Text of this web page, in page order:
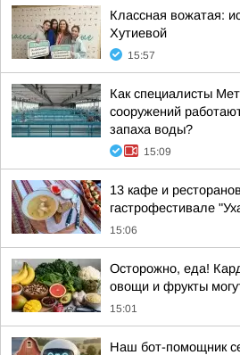
Классная вожатая:
Хутиевой
15:57
Как специалисты
сооружений
запаха воды?
15:09
13 кафе и
гастрофестивале
15:06
Осторожно, еда!
овощи и фрукты
15:01
Наш бот-помощник